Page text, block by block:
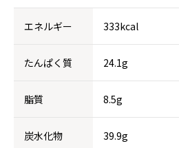
エネルギー 333kcal
たんぱく質 24.1g
脂質 8.5g
炭水化物 39.9g